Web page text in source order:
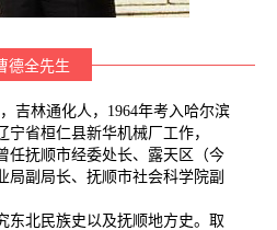
德全先生
林通化人，1964年考入哈尔滨
宁省桓仁县新华机械厂工作，
任抚顺市经委处长、露天区（今
局副局长、抚顺市社会科学院副
北民族史以及抚顺地方史。取